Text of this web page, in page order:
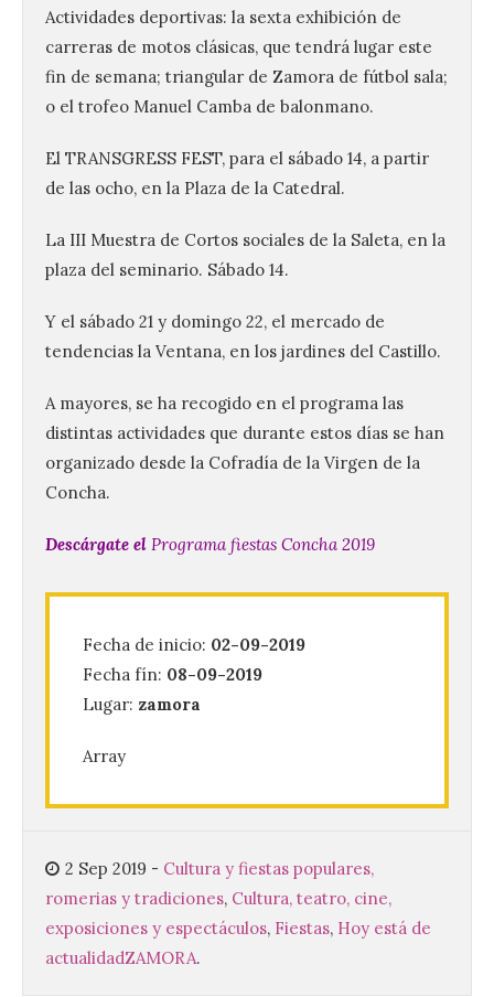
Actividades deportivas: la sexta exhibición de
carreras de motos clásicas, que tendrá lugar este
fin de semana; triangular de Zamora de fútbol sala;
o el trofeo Manuel Camba de balonmano.
El TRANSGRESS FEST, para el sábado 14, a partir
de las ocho, en la Plaza de la Catedral.
La III Muestra de Cortos sociales de la Saleta, en la
plaza del seminario. Sábado 14.
Y el sábado 21 y domingo 22, el mercado de
tendencias la Ventana, en los jardines del Castillo.
A mayores, se ha recogido en el programa las
distintas actividades que durante estos días se han
organizado desde la Cofradía de la Virgen de la
Concha.
Descárgate el Programa fiestas Concha 2019
Fecha de inicio: 02-09-2019
Fecha fín: 08-09-2019
Lugar: zamora
Array
2 Sep 2019 - Cultura y fiestas populares,
romerias y tradiciones, Cultura, teatro, cine,
exposiciones y espectáculos, Fiestas, Hoy está de
actualidadZAMORA.
Vuelve la tradicional Feria
Gradefes
7 Ago 2026
de Santa María la Real de
mejores dulces conventuales, tradición,
cultura y un ambiente único. El
Ayuntamiento de Gradefes, intentando
[…]